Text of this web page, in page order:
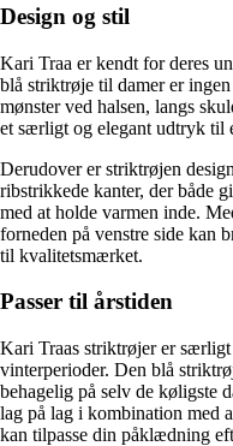
Design og stil
Kari Traa er kendt for deres
blå striktrøje til damer er
mønster ved halsen, langs
et særligt og elegant udtryk til
Derudover er striktrøjen
ribstrikkede kanter, der både
med at holde varmen inde.
forneden på venstre side kan
til kvalitetsmærket.
Passer til årstiden
Kari Traas striktrøjer er
vinterperioder. Den blå
behagelig på selv de køligste
lag på lag i kombination med
kan tilpasse din påklædning